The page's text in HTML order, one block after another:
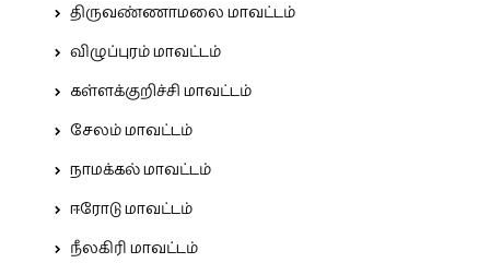
திருவண்ணாமலை மாவட்டம்
விழுப்புரம் மாவட்டம்
கள்ளக்குறிச்சி மாவட்டம்
சேலம் மாவட்டம்
நாமக்கல் மாவட்டம்
ஈரோடு மாவட்டம்
நீலகிரி மாவட்டம்